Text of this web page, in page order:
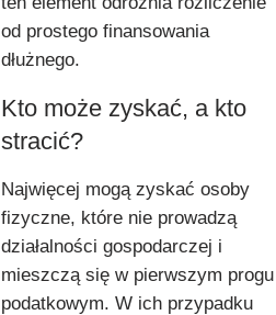
od prostego finansowania
dłużnego.
Kto może zyskać, a kto
stracić?
Najwięcej mogą zyskać osoby
fizyczne, które nie prowadzą
działalności gospodarczej i
mieszczą się w pierwszym progu
podatkowym. W ich przypadku